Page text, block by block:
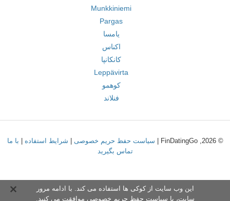
Munkkiniemi
Pargas
یامسا
اکناس
کانکانپا
Leppävirta
کوهمو
فنلاند
© 2026, FinDatingGo | سیاست حفظ حریم خصوصی شرایط استفاده
با ما
تماس بگیرید
این وب سایت از کوکی ها استفاده می کند. با ادامه مرور
سایت، با سیاست حفظ حریم خصوصی موافقت می کنید.